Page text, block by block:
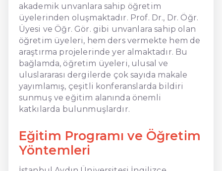
akademik unvanlara sahip öğretim
üyelerinden oluşmaktadır. Prof. Dr., Dr. Öğr.
Üyesi ve Öğr. Gör. gibi unvanlara sahip olan
öğretim üyeleri, hem ders vermekte hem de
araştırma projelerinde yer almaktadır. Bu
bağlamda, öğretim üyeleri, ulusal ve
uluslararası dergilerde çok sayıda makale
yayımlamış, çeşitli konferanslarda bildiri
sunmuş ve eğitim alanında önemli
katkılarda bulunmuşlardır.
Eğitim Programı ve Öğretim
Yöntemleri